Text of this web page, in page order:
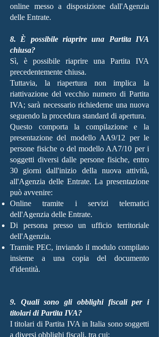
online messo a disposizione dall'Agenzia
delle Entrate.
8. È possibile riaprire una Partita IVA
chiusa?
Sì, è possibile riaprire una Partita IVA
precedentemente chiusa.
Tuttavia, la riapertura non implica la
riattivazione del vecchio numero di Partita
IVA; sarà necessario richiederne una nuova
seguendo la procedura standard di apertura.
Questo comporta la compilazione e la
presentazione del modello AA9/12 per le
persone fisiche o del modello AA7/10 per i
soggetti diversi dalle persone fisiche, entro
30 giorni dall'inizio della nuova attività,
all'Agenzia delle Entrate. La presentazione
può avvenire:
Online tramite i servizi telematici
dell'Agenzia delle Entrate.
Di persona presso un ufficio territoriale
dell'Agenzia.
Tramite PEC, inviando il modulo compilato
insieme a una copia del documento
d'identità.
9. Quali sono gli obblighi fiscali per i
titolari di Partita IVA?
I titolari di Partita IVA in Italia sono soggetti
a diversi obblighi fiscali, tra cui: